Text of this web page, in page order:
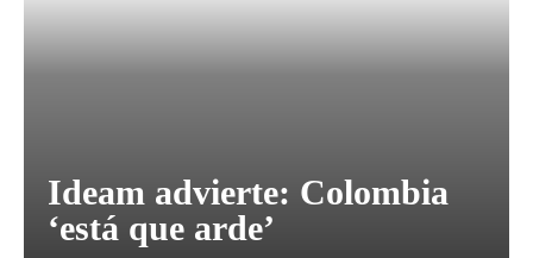
Ideam advierte: Colombia
‘está que arde’